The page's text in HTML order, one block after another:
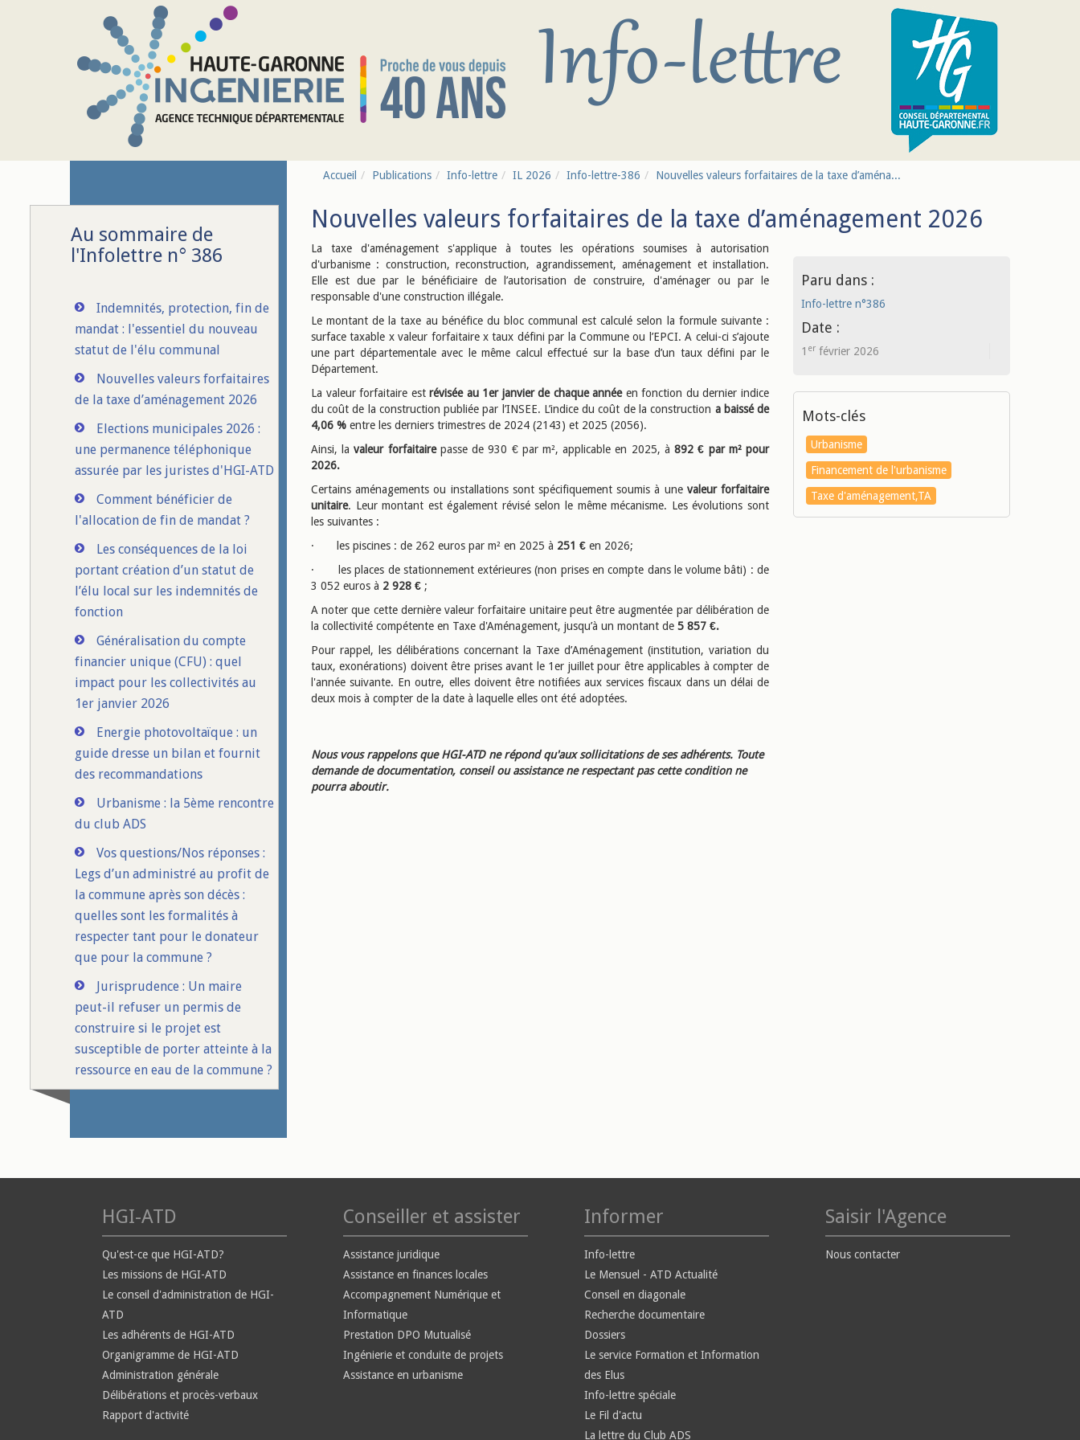
Au sommaire de
l'Infolettre n° 386
Indemnités, protection, fin de
mandat : l'essentiel du nouveau
statut de l'élu communal
Nouvelles valeurs forfaitaires
de la taxe d’aménagement 2026
Elections municipales 2026 :
une permanence téléphonique
assurée par les juristes d'HGI-ATD
Comment bénéficier de
l'allocation de fin de mandat ?
Les conséquences de la loi
portant création d’un statut de
l’élu local sur les indemnités de
fonction
Généralisation du compte
financier unique (CFU) : quel
impact pour les collectivités au
1er janvier 2026
Energie photovoltaïque : un
guide dresse un bilan et fournit
des recommandations
Urbanisme : la 5ème rencontre
du club ADS
Vos questions/Nos réponses :
Legs d’un administré au profit de
la commune après son décès :
quelles sont les formalités à
respecter tant pour le donateur
que pour la commune ?
Jurisprudence : Un maire
peut-il refuser un permis de
construire si le projet est
susceptible de porter atteinte à la
ressource en eau de la commune ?
Accueil Publications Info-lettre IL 2026 Info-lettre-386 Nouvelles valeurs forfaitaires de la taxe d’aména...
Nouvelles valeurs forfaitaires de la taxe d’aménagement 2026
La taxe d'aménagement s'applique à toutes les opérations soumises à autorisation
d'urbanisme : construction, reconstruction, agrandissement, aménagement et installation.
Elle est due par le bénéficiaire de l’autorisation de construire, d'aménager ou par le
responsable d'une construction illégale.
Le montant de la taxe au bénéfice du bloc communal est calculé selon la formule suivante :
surface taxable x valeur forfaitaire x taux défini par la Commune ou l’EPCI. A celui-ci s’ajoute
une part départementale avec le même calcul effectué sur la base d’un taux défini par le
Département.
La valeur forfaitaire estrévisée au 1er janvier de chaque annéeen fonction du dernier indice
du coût de la construction publiée par l’INSEE. L’indice du coût de la construction a baissé de
4,06 % entre les derniers trimestres de 2024 (2143) et 2025 (2056).
Ainsi, lavaleur forfaitairepasse de 930 € par m², applicable en 2025, à892 € par m² pour
2026.
Certains aménagements ou installations sont spécifiquement soumis à une valeur forfaitaire
unitaire. Leur montant est également révisé selon le même mécanisme. Les évolutions sont
les suivantes :
· les piscines : de 262 euros par m² en 2025 à 251 € en 2026;
· les places de stationnement extérieures (non prises en compte dans le volume bâti) : de
3 052 euros à 2 928 € ;
A noter que cette dernière valeur forfaitaire unitaire peut être augmentée par délibération de
la collectivité compétente en Taxe d'Aménagement, jusqu’à un montant de 5 857 €.
Pour rappel, les délibérations concernant la Taxe d’Aménagement (institution, variation du
taux, exonérations) doivent être prises avant le 1er juillet pour être applicables à compter de
l'année suivante. En outre, elles doivent être notifiées aux services fiscaux dans un délai de
deux mois à compter de la date à laquelle elles ont été adoptées.
Nous vous rappelons que HGI-ATD ne répond qu'aux sollicitations de ses adhérents. Toute
demande de documentation, conseil ou assistance ne respectant pas cette condition ne
pourra aboutir.
Paru dans :
Info-lettre n°386
Date :
1 erfévrier 2026
Mots-clés
Urbanisme
Financement de l'urbanisme
Taxe d'aménagement,TA
HGI-ATD
Qu'est-ce que HGI-ATD?
Les missions de HGI-ATD
Le conseil d'administration de HGI-
ATD
Les adhérents de HGI-ATD
Organigramme de HGI-ATD
Administration générale
Délibérations et procès-verbaux
Rapport d'activité
Conseiller et assister
Assistance juridique
Assistance en finances locales
Accompagnement Numérique et
Informatique
Prestation DPO Mutualisé
Ingénierie et conduite de projets
Assistance en urbanisme
Informer
Info-lettre
Le Mensuel - ATD Actualité
Conseil en diagonale
Recherche documentaire
Dossiers
Le service Formation et Information
des Elus
Info-lettre spéciale
Le Fil d'actu
La lettre du Club ADS
Saisir l'Agence
Nous contacter